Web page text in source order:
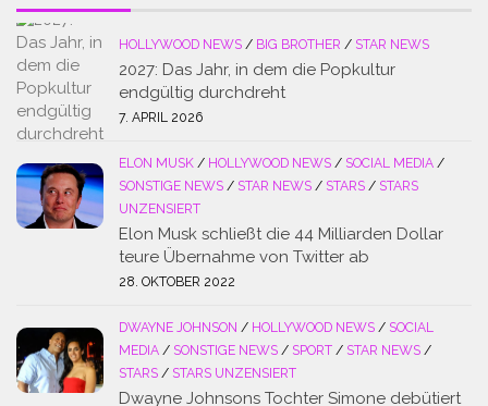
HOLLYWOOD NEWS / BIG BROTHER / STAR NEWS
2027: Das Jahr, in dem die Popkultur
endgültig durchdreht
7. APRIL 2026
ELON MUSK / HOLLYWOOD NEWS / SOCIAL MEDIA /
SONSTIGE NEWS / STAR NEWS / STARS / STARS
UNZENSIERT
Elon Musk schließt die 44 Milliarden Dollar
teure Übernahme von Twitter ab
28. OKTOBER 2022
DWAYNE JOHNSON / HOLLYWOOD NEWS / SOCIAL
MEDIA / SONSTIGE NEWS / SPORT / STAR NEWS /
STARS / STARS UNZENSIERT
Dwayne Johnsons Tochter Simone debütiert